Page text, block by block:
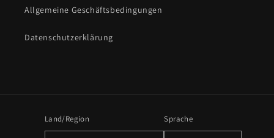
Allgemeine Geschäftsbedingungen
Datenschutzerklärung
Land/Region Sprache